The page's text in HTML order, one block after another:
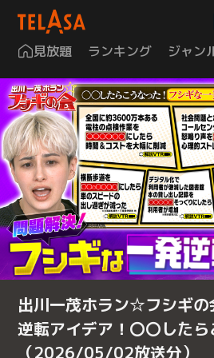
見放題 ランキング ジャン
出川一茂ホラン☆フシギの
逆転アイデア！〇〇したら
（2026/05/02放送分）